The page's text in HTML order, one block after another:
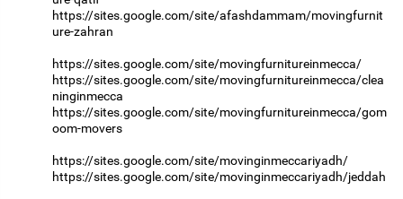
https://sites.google.com/site/afashdammam/movingfurnit
ure-zahran
https://sites.google.com/site/movingfurnitureinmecca/
https://sites.google.com/site/movingfurnitureinmecca/clea
ninginmecca
https://sites.google.com/site/movingfurnitureinmecca/gom
oom-movers
https://sites.google.com/site/movinginmeccariyadh/
https://sites.google.com/site/movinginmeccariyadh/jeddah